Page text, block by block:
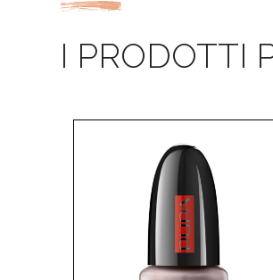
I PRODOTTI